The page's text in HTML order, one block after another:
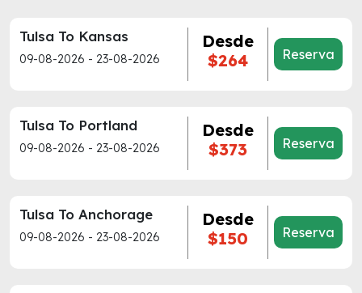
Tulsa To Kansas
09-08-2026 - 23-08-2026
Desde
$264
Reserva
Tulsa To Portland
09-08-2026 - 23-08-2026
Desde
$373
Reserva
Tulsa To Anchorage
09-08-2026 - 23-08-2026
Desde
$150
Reserva